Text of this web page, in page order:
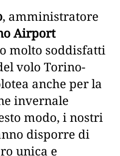
, amministratore
Airport
molto soddisfatti
volo Torino-
anche per la
invernale
modo, i nostri
disporre di
unica e